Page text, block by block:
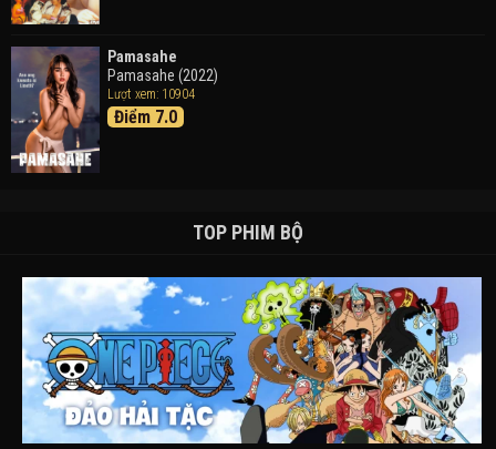
Pamasahe
Pamasahe (2022)
Lượt xem: 10904
Điểm 7.0
TOP PHIM BỘ